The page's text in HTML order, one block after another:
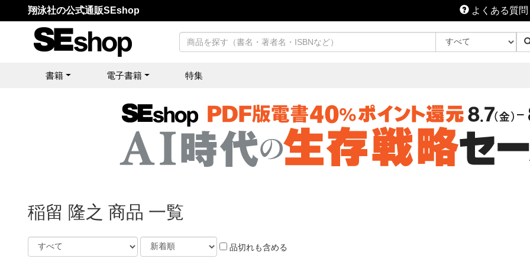
翔泳社の公式通販SEshop よくある質問
書籍 電子書籍 特集
稲留 隆之 商品 一覧
品切れも含める